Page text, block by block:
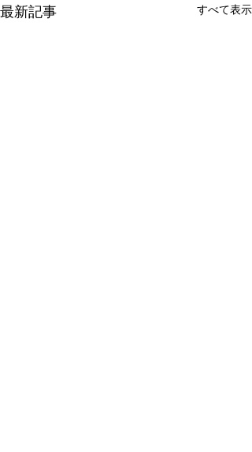
最新記事 すべて表示